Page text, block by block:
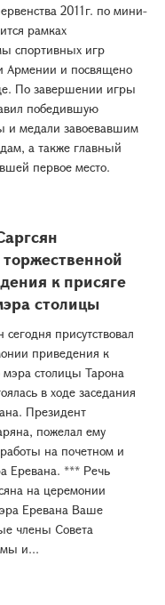
2011г. по мини-
рамках
спортивных игр
Армении и посвящено
По завершении игры
победившую
и медали завоевавшим
а также главный
первое место.
к присяге
столицы
присутствовал
приведения к
мэра столицы Тарона
в ходе заседания
Президент
пожелал ему
на почетном и
Еревана. *** Речь
на церемонии
Еревана Ваше
члены Совета
и...